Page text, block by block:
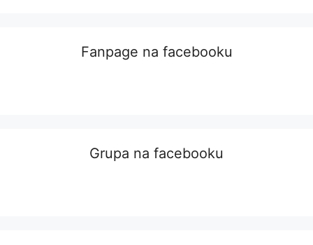
Fanpage na facebooku
Grupa na facebooku